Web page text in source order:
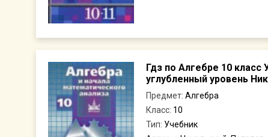
Гдз по Алгебре 10 класс
углубленный уровень
Предмет: Алгебра
Класс: 10
Тип: Учебник